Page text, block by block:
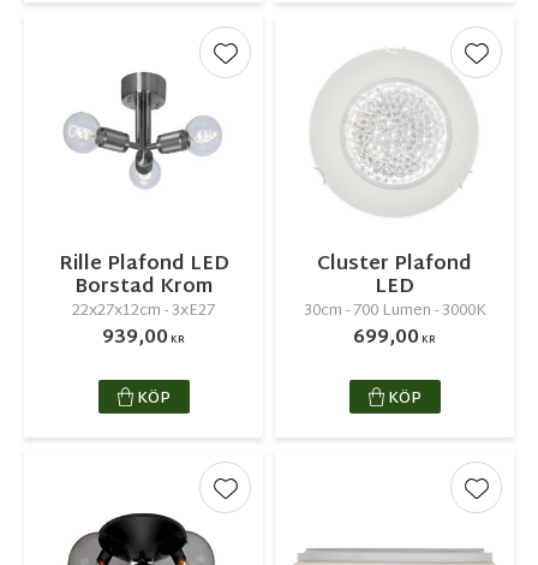
Rille Plafond LED
Borstad Krom
22x27x12cm - 3xE27
939,00KR
Lägg till i favoriter
KÖP
Cluster Plafond
LED
30cm - 700 Lumen - 3000K
699,00KR
Lägg
KÖP
Lägg till i favoriter Lägg